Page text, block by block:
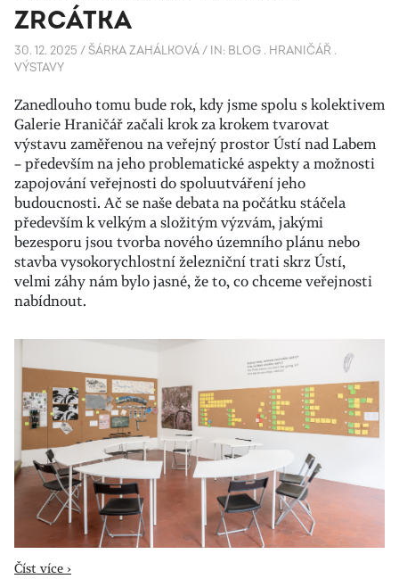
ZRCÁTKA
30. 12. 2025 /ŠÁRKA ZAHÁLKOVÁ/ IN: BLOG . HRANIČÁŘ .
VÝSTAVY
Zanedlouho tomu bude rok, kdy jsme spolu s kolektivem
Galerie Hraničář začali krok za krokem tvarovat
výstavu zaměřenou na veřejný prostor Ústí nad Labem
– především na jeho problematické aspekty a možnosti
zapojování veřejnosti do spoluutváření jeho
budoucnosti. Ač se naše debata na počátku stáčela
především k velkým a složitým výzvám, jakými
bezesporu jsou tvorba nového územního plánu nebo
stavba vysokorychlostní železniční trati skrz Ústí,
velmi záhy nám bylo jasné, že to, co chceme veřejnosti
nabídnout.
Číst více ›